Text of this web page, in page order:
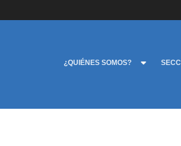
¿QUIÉNES SOMOS?